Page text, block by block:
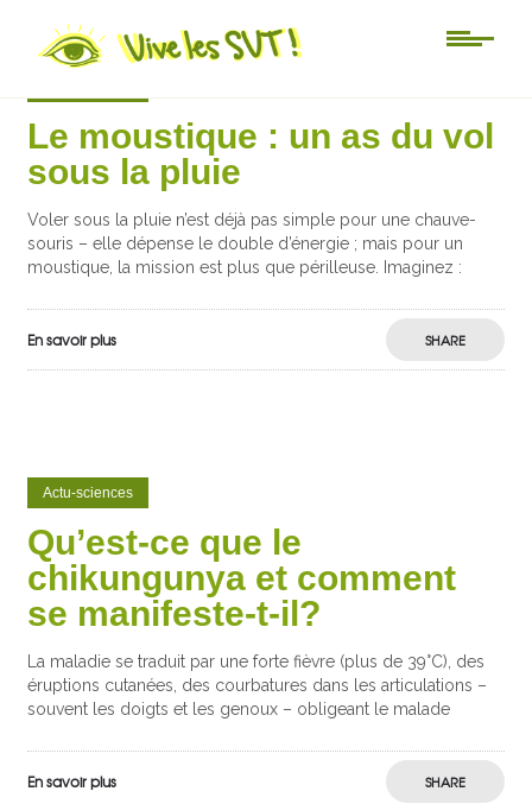
Le moustique : un as du vol
sous la pluie
Voler sous la pluie n’est déjà pas simple pour une chauve-
souris – elle dépense le double d’énergie ; mais pour un
moustique, la mission est plus que périlleuse. Imaginez :
En savoir plus SHARE
Actu-sciences
Qu’est-ce que le
chikungunya et comment
se manifeste-t-il?
La maladie se traduit par une forte fièvre (plus de 39°C), des
éruptions cutanées, des courbatures dans les articulations –
souvent les doigts et les genoux – obligeant le malade
En savoir plus SHARE